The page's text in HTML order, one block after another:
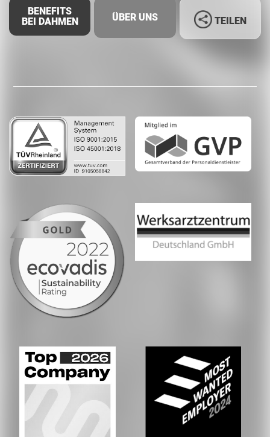
BENEFITS
BEI DAHMEN
ÜBER UNS
Whatsapp
TEILEN